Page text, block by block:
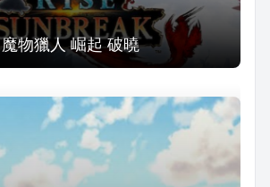
魔物獵人 崛起 破曉